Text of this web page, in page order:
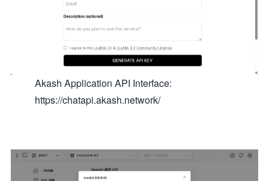
Akash Application API Interface:
https://chatapi.akash.network/